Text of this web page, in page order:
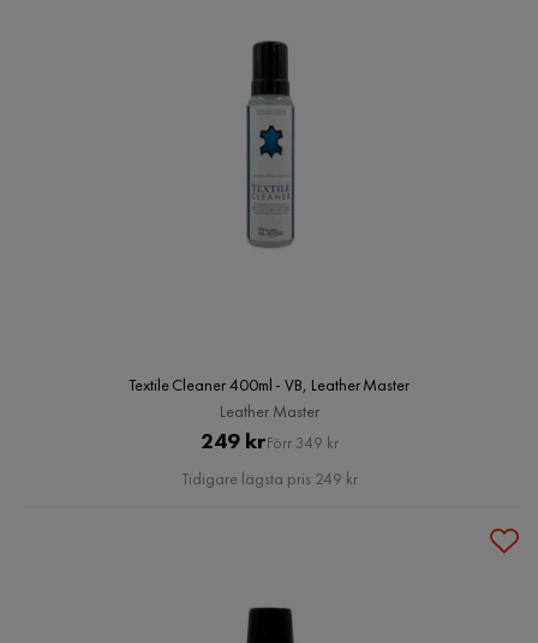
Textile Cleaner 400ml - VB, Leather Master
Leather Master
Pris
249 krOriginal
Pris
Förr 349 kr
Tidigare lägsta pris 249 kr